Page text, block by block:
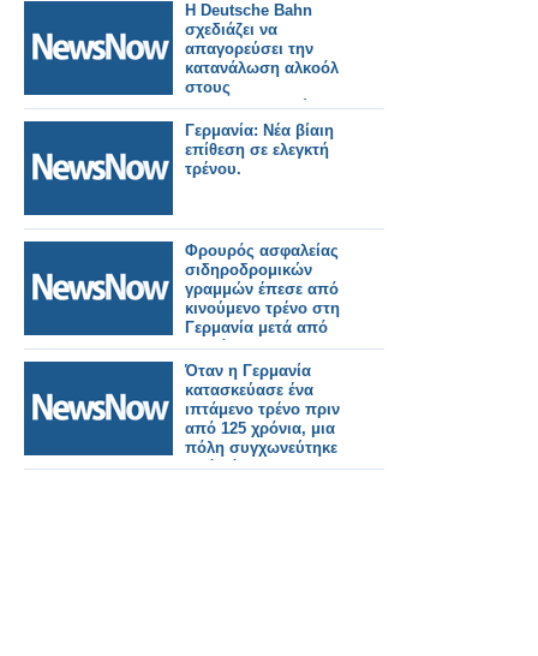
Η Deutsche Bahn
σχεδιάζει να
απαγορεύσει την
κατανάλωση αλκοόλ
στους
σιδηροδρομικούς
σταθμούς στη
Γερμανία.
Γερμανία: Νέα βίαιη
επίθεση σε ελεγκτή
τρένου.
Φρουρός ασφαλείας
σιδηροδρομικών
γραμμών έπεσε από
κινούμενο τρένο στη
Γερμανία μετά από
διαμάχη.
Όταν η Γερμανία
κατασκεύασε ένα
ιπτάμενο τρένο πριν
από 125 χρόνια, μια
πόλη συγχωνεύτηκε
από κάτω του.